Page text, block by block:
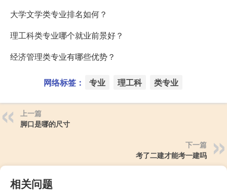
大学文学类专业排名如何？
理工科类专业哪个就业前景好？
经济管理类专业有哪些优势？
网络标签： 专业 理工科 类专业
上一篇
脚口是哪的尺寸
下一篇
考了二建才能考一建吗
相关问题